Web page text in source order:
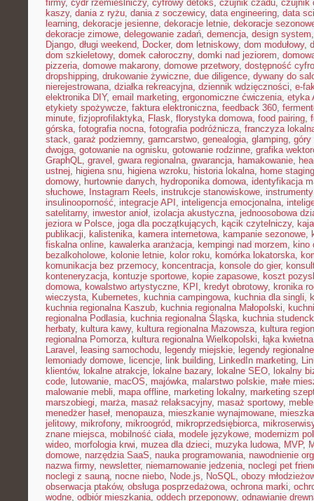
firmy, cydr rzemieślniczy, cyfrowy detoks, czujnik czadu, czujnik
kaszy, dania z ryżu, dania z soczewicy, data engineering, data
learning, dekoracje jesienne, dekoracje letnie, dekoracje
dekoracje zimowe, delegowanie zadań, demencja, design system
Django, długi weekend, Docker, dom letniskowy, dom modułowy,
dom szkieletowy, domek całoroczny, domki nad jeziorem,
pizzeria, domowe makarony, domowe przetwory, dostępność
dropshipping, drukowanie żywiczne, due diligence, dywany do
nierejestrowana, działka rekreacyjna, dziennik wdzięczności, e-
elektronika DIY, email marketing, ergonomiczne ćwiczenia, etyka
etykiety spożywcze, faktura elektroniczna, feedback 360,
minute, fizjoprofilaktyka, Flask, florystyka domowa, food pairing,
górska, fotografia nocna, fotografia podróżnicza, franczyza
stack, garaż podziemny, garncarstwo, genealogia, glamping, góry
dwojga, gotowanie na ognisku, gotowanie rodzinne, grafika
GraphQL, gravel , gwara regionalna, gwarancja, hamakowanie,
ustnej, higiena snu, higiena wzroku, historia lokalna, home staging
domowy, hurtownie danych, hydroponika domowa, identyfikacja
słuchowe, Instagram Reels, instrukcje stanowiskowe,
insulinooporność, integracje API , inteligencja emocjonalna,
satelitarny, inwestor anioł, izolacja akustyczna, jednoosobowa
jeziora w Polsce, joga dla początkujących, kącik czytelniczy,
publikacji, kalistenika, kamera internetowa, kampanie sezonowe,
fiskalna online, kawalerka aranżacja, kempingi nad morzem, kino
bezalkoholowe, kolonie letnie, kolor roku, komórka lokatorska,
komunikacja bez przemocy, koncentracja, konsole do gier,
konteneryzacja, kontuzje sportowe, kopie zapasowe, koszt
domowa, kowalstwo artystyczne, KPI , kredyt obrotowy, kronika
wieczysta, Kubernetes, kuchnia campingowa, kuchnia dla singli,
kuchnia regionalna Kaszub, kuchnia regionalna Małopolski,
regionalna Podlasia, kuchnia regionalna Śląska, kuchnia
herbaty, kultura kawy, kultura regionalna Mazowsza, kultura
regionalna Pomorza, kultura regionalna Wielkopolski, łąka kwietna
Laravel , leasing samochodu, legendy miejskie, legendy regionalne
lemoniady domowe, licencje, link building, LinkedIn marketing,
klientów, lokalne atrakcje, lokalne bazary, lokalne SEO, lokalny
code, lutowanie, macOS, majówka, malarstwo polskie, małe
malowanie mebli, mapa offline, marketing lokalny, marketing
marszobiegi, marża, masaż relaksacyjny, masaż sportowy,
menedżer haseł, menopauza, mieszkanie wynajmowane,
jelitowy, mikrofony, mikroogród, mikroprzedsiębiorca,
znane miejsca, mobilność ciała, modele językowe, modernizm
wideo, morfologia krwi, muzea dla dzieci, muzyka ludowa, MVP,
domowe, narzędzia SaaS, nauka programowania, nawodnienie
nazwa firmy, newsletter, niemarnowanie jedzenia, noclegi pet
noclegi z sauną, nocne niebo, Node.js, NoSQL, obozy
obserwacja ptaków, obsługa posprzedażowa, ochrona marki,
wodne, odbiór mieszkania, oddech przeponowy, odnawianie